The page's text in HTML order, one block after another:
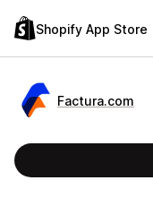
Shopify App Store
Factura.com